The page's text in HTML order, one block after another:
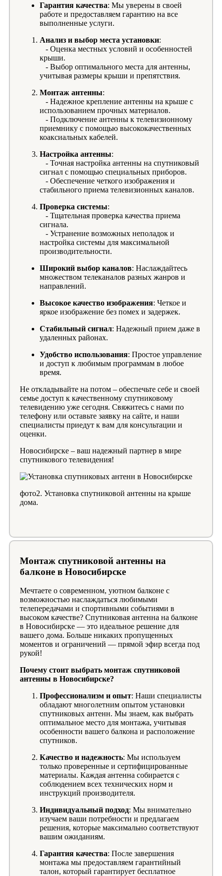
Гарантия качества: Мы уверены в своей
работе и предоставляем гарантию на все
выполненные услуги.
Анализ и выбор места установки:
- Оценка местных условий и особенностей
крыши.
- Выбор оптимального места для антенны,
учитывая размеры крыши и препятствия.
Монтаж антенны:
- Надежное крепление антенны на крыше с
использованием прочных материалов.
- Подключение антенны к телевизионному
приемнику с помощью высококачественных
коаксиальных кабелей.
Настройка антенны:
- Точная настройка антенны на спутниковый
сигнал с помощью специальных приборов.
- Обеспечение четкого изображения и
стабильного приема телевизионных каналов.
Проверка системы:
- Тщательная проверка качества приема
сигнала.
- Устранение возможных неполадок и
настройка системы для максимальной
производительности.
Широкий выбор каналов: Наслаждайтесь
множеством телеканалов разных жанров и
направлений.
Высокое качество изображения: Четкое и
яркое изображение без помех и задержек.
Стабильный сигнал: Надежный прием даже в
удаленных районах.
Удобство использования: Простое управление
и доступ к любимым программам в любое
время.
Не откладывайте на потом – обеспечьте себе и своей
семье доступ к качественному спутниковому
телевидению уже сегодня. Свяжитесь с нами по
телефону или оставьте заявку на сайте, и наши
специалисты приедут к вам для консультации и
оценки.
Новосибирске – ваш надежный партнер в мире
спутникового телевидения!
фото2. Установка спутниковой антенны на крыше
дома.
Монтаж спутниковой антенны на
балконе в Новосибирске
Мечтаете о современном, уютном балконе с
возможностью наслаждаться любимыми
телепередачами и спортивными событиями в
высоком качестве? Спутниковая антенна на балконе
в Новосибирске — это идеальное решение для
вашего дома. Больше никаких пропущенных
моментов и ограничений — прямой эфир всегда под
рукой!
Почему стоит выбрать монтаж спутниковой
антенны в Новосибирске?
Профессионализм и опыт: Наши специалисты
обладают многолетним опытом установки
спутниковых антенн. Мы знаем, как выбрать
оптимальное место для монтажа, учитывая
особенности вашего балкона и расположение
спутников.
Качество и надежность: Мы используем
только проверенные и сертифицированные
материалы. Каждая антенна собирается с
соблюдением всех технических норм и
инструкций производителя.
Индивидуальный подход: Мы внимательно
изучаем ваши потребности и предлагаем
решения, которые максимально соответствуют
вашим ожиданиям.
Гарантия качества: После завершения
монтажа мы предоставляем гарантийный
талон, который гарантирует бесплатное